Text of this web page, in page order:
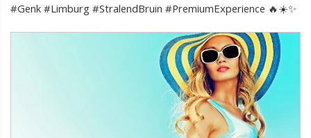
#Genk #Limburg #StralendBruin #PremiumExperience 🔥☀️✨